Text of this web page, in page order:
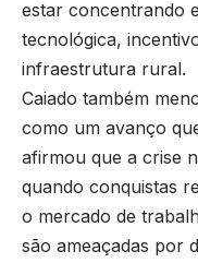
estar concentrando
tecnológica,
infraestrutura rural.
Caiado também
como um avanço
afirmou que a crise
quando conquistas
o mercado de
são ameaçadas por